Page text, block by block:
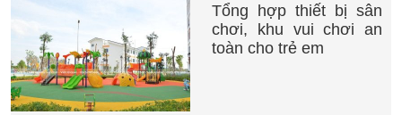
Tổng hợp thiết bị sân
chơi, khu vui chơi an
toàn cho trẻ em